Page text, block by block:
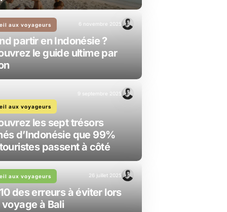
aux voyageurs
partir en Indonésie ?
le guide ultime par
6 novembre 2025
aux voyageurs
les sept trésors
d’Indonésie que 99%
passent à côté
9 septembre 2025
aux voyageurs
des erreurs à éviter lors
voyage à Bali
26 juillet 2025